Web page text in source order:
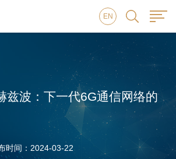
EN
兹波：下一代6G通信网络的
时间：2024-03-22